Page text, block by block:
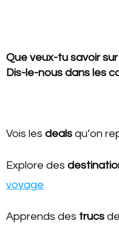
Que veux-tu savoir
Dis-le-nous dans les
Vois les deals qu’on
Explore des
voyage
Apprends des trucs